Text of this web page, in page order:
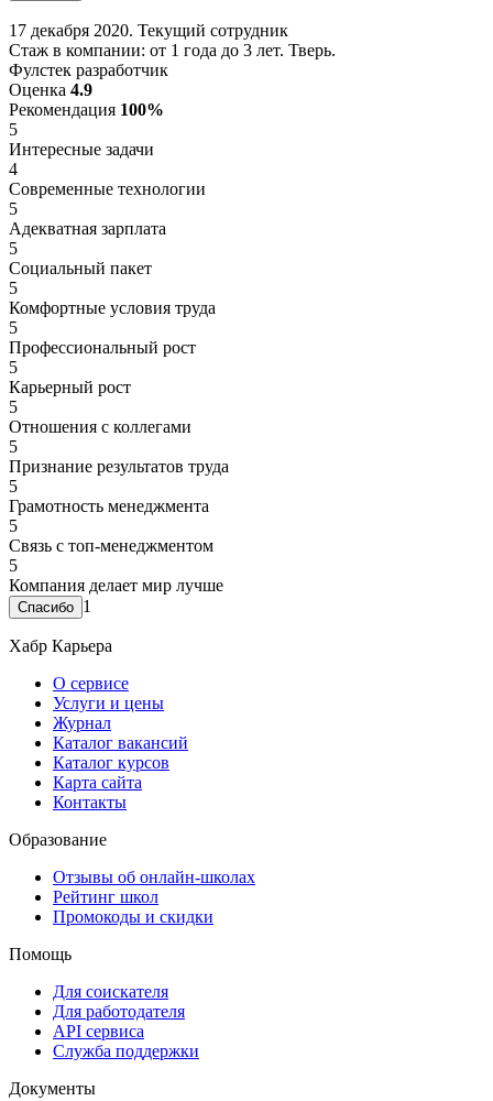
17 декабря 2020. Текущий сотрудник
Стаж в компании: от 1 года до 3 лет. Тверь.
Фулстек разработчик
Оценка 4.9
Рекомендация 100%
5
Интересные задачи
4
Современные технологии
5
Адекватная зарплата
5
Социальный пакет
5
Комфортные условия труда
5
Профессиональный рост
5
Карьерный рост
5
Отношения с коллегами
5
Признание результатов труда
5
Грамотность менеджмента
5
Связь с топ-менеджментом
5
Компания делает мир лучше
1
Хабр Карьера
О сервисе
Услуги и цены
Журнал
Каталог вакансий
Каталог курсов
Карта сайта
Контакты
Образование
Отзывы об онлайн-школах
Рейтинг школ
Промокоды и скидки
Помощь
Для соискателя
Для работодателя
API сервиса
Служба поддержки
Документы